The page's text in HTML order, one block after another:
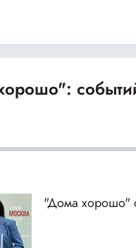
"Дома хорошо"